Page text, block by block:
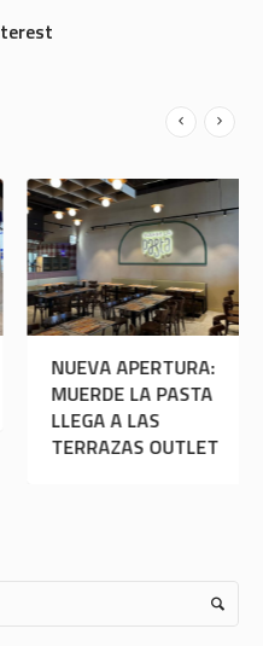
NUEVA APERTURA:
MUERDE LA PASTA
LLEGA A LAS
TERRAZAS OUTLET